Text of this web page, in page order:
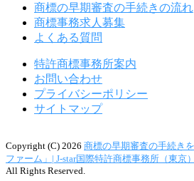
商標の早期審査の手続きの流れ
商標事務求人募集
よくある質問
特許商標事務所案内
お問い合わせ
プライバシーポリシー
サイトマップ
Copyright (C) 2026 商標の早期審査の手続き
ファーム」| J-star国際特許商標事務所（東京）
All Rights Reserved.